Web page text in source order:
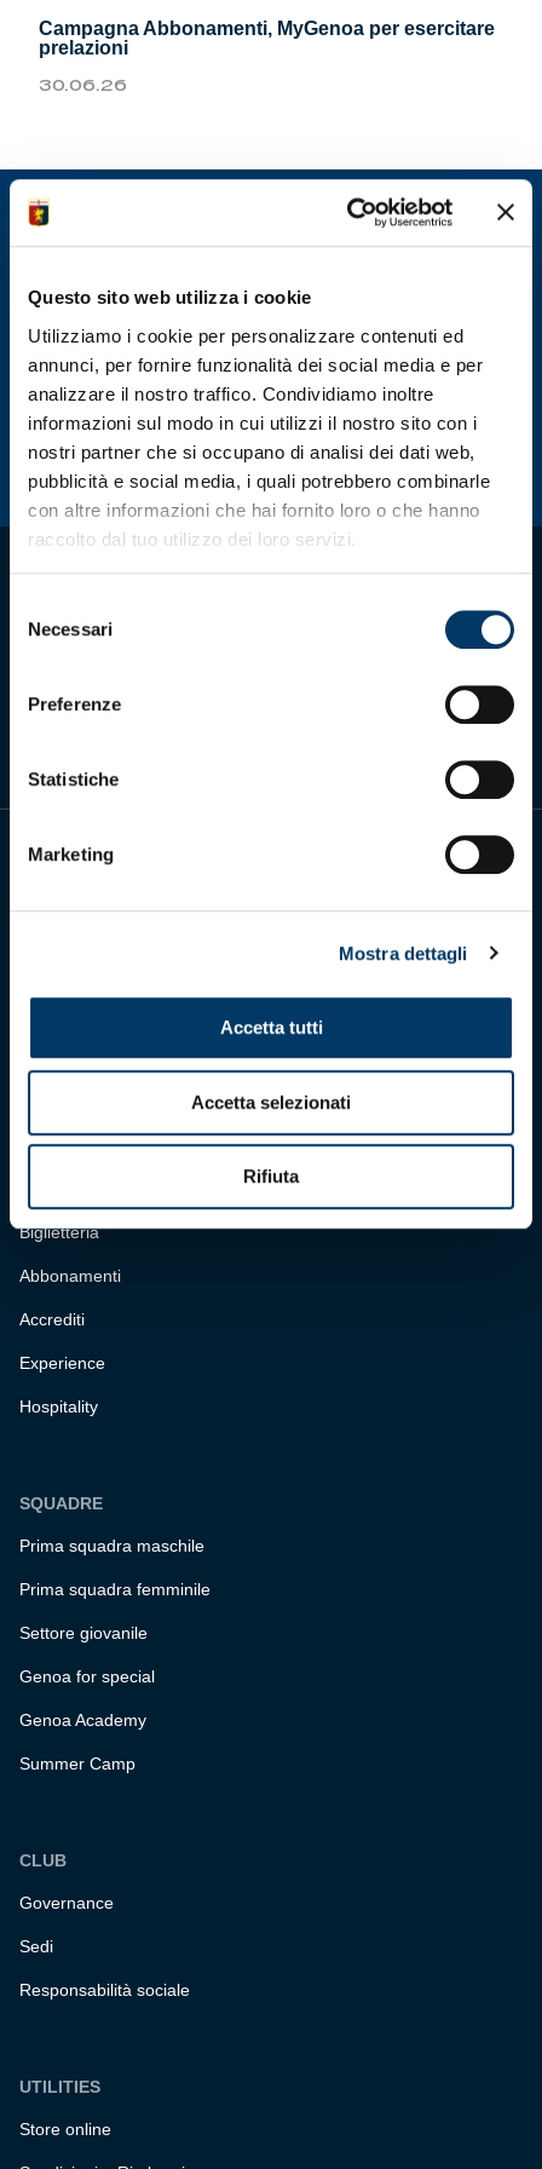
Questo sito web utilizza i cookie
Utilizziamo i cookie per personalizzare contenuti ed
annunci, per fornire funzionalità dei social media e per
analizzare il nostro traffico. Condividiamo inoltre
informazioni sul modo in cui utilizzi il nostro sito con i
nostri partner che si occupano di analisi dei dati web,
pubblicità e social media, i quali potrebbero combinarle
con altre informazioni che hai fornito loro o che hanno
raccolto dal tuo utilizzo dei loro servizi.
delNecessari
Preferenze
Statistiche
Marketing
Mostra dettagli
Accetta tutti
Accetta selezionati
Rifiuta
Summer Sale
Mare
Party
Helan x Genoa
Isolani x Genoa
Gift Card Online Store
Campagna Abbonamenti, MyGenoa per esercitare
prelazioni
30.06.26
Via Ronchi 67, 16155 Genova Pegli
P.IVA 00973790108
Biglietteria
Abbonamenti
Accrediti
Experience
Hospitality
SQUADRE
Prima squadra maschile
Prima squadra femminile
Settore giovanile
Genoa for special
Genoa Academy
Summer Camp
CLUB
Governance
Sedi
Responsabilità sociale
UTILITIES
Store online